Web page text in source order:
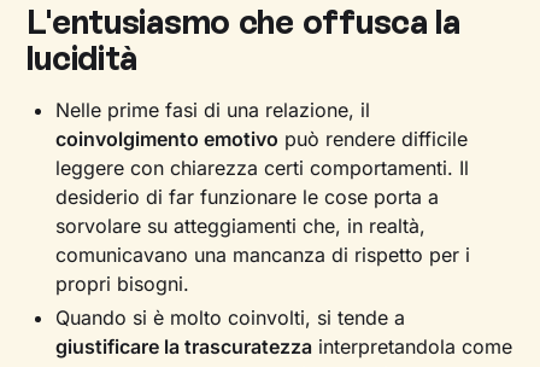
L'entusiasmo che offusca la
lucidità
Nelle prime fasi di una relazione, il
coinvolgimento emotivo può rendere difficile
leggere con chiarezza certi comportamenti. Il
desiderio di far funzionare le cose porta a
sorvolare su atteggiamenti che, in realtà,
comunicavano una mancanza di rispetto per i
propri bisogni.
Quando si è molto coinvolti, si tende a
giustificare la trascuratezza interpretandola come